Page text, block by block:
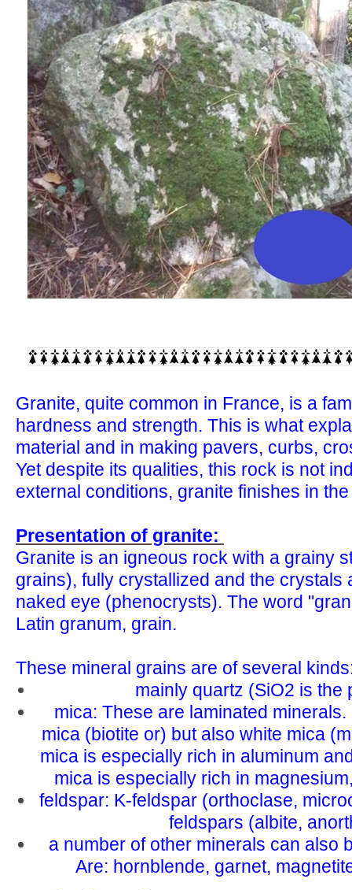
Granite, quite common in France, is a
hardness and strength. This is what
material and in making pavers, curbs,
Yet despite its qualities, this rock is not
external conditions, granite finishes in
Presentation of granite:
Granite is an igneous rock with a grainy
grains), fully crystallized and the crystals
naked eye (phenocrysts). The word
Latin granum, grain.
These mineral grains are of several
mainly quartz (SiO2 is
mica: These are laminated
mica (biotite or) but also white mica
mica is especially rich in aluminum
mica is especially rich in
feldspar: K-feldspar (orthoclase,
feldspars (albite,
a number of other minerals can also
Are: hornblende, garnet,